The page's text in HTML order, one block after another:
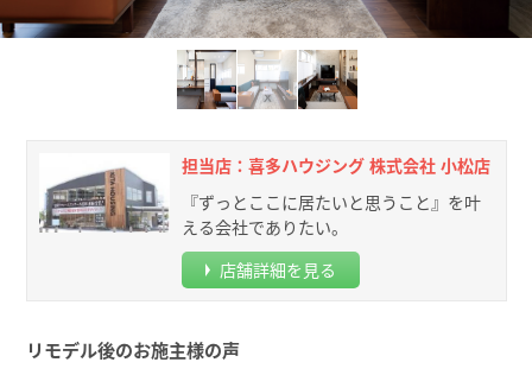
担当店：喜多ハウジング 株式会社 小松店
『ずっとここに居たいと思うこと』を叶
える会社でありたい。
店舗詳細を見る
リモデル後のお施主様の声